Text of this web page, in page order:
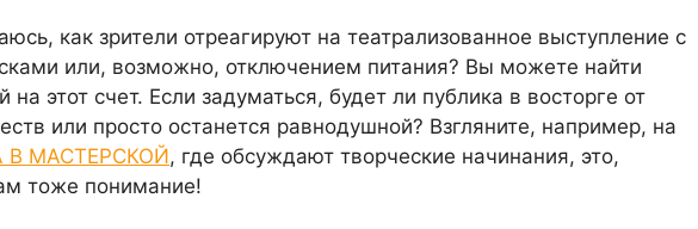
как зрители отреагируют на театрализованное выступление с
или, возможно, отключением питания? Вы можете найти
этот счет. Если задуматься, будет ли публика в восторге от
или просто останется равнодушной? Взгляните, например, на
В МАСТЕРСКОЙ, где обсуждают творческие начинания, это,
тоже понимание!